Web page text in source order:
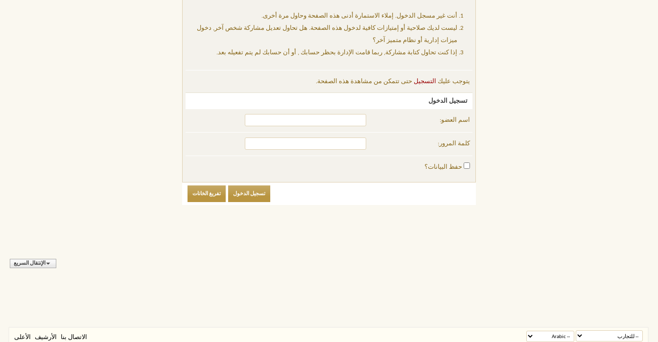
أنت غير مسجل الدخول. إملاء الاستمارة أدنى هذه الصفحة وحاول مرة أخرى.
ليست لديك صلاحية أو إمتيازات كافية لدخول هذه الصفحة. هل تحاول تعديل مشاركة شخص آخر, دخول
ميزات إدارية أو نظام متميز آخر؟
إذا كنت تحاول كتابة مشاركة, ربما قامت الإدارة بحظر حسابك , أو أن حسابك لم يتم تفعيله بعد.
يتوجب عليك التسجيل حتى تتمكن من مشاهدة هذه الصفحة.
تسجيل الدخول
اسم العضو:
كلمة المرور:
حفظ البيانات؟
الإنتقال السريع
الاتصال بنا الأرشيف الأعلى